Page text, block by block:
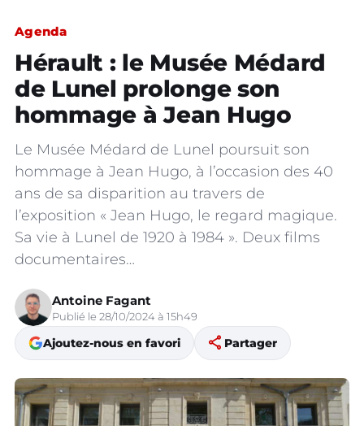
Agenda
Hérault : le Musée Médard
de Lunel prolonge son
hommage à Jean Hugo
Le Musée Médard de Lunel poursuit son
hommage à Jean Hugo, à l’occasion des 40
ans de sa disparition au travers de
l’exposition « Jean Hugo, le regard magique.
Sa vie à Lunel de 1920 à 1984 ». Deux films
documentaires…
Antoine Fagant
Publié le 28/10/2024 à 15h49
Ajoutez-nous en favori share Partager